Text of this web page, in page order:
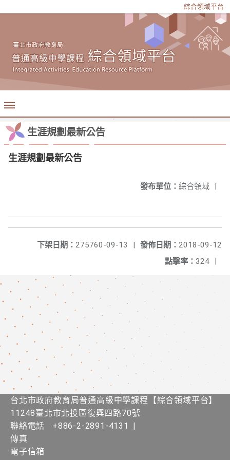
綜合領域平台
生涯規劃最新公告
生涯規劃最新公告
發布單位： 綜合領域 |
發佈日期： 2018-09-12
下架日期： 275760-09-13
|
點擊率： 324 |
台北市政府教育局普通高級中學課程​【​綜合領域平台】
11248臺北市北投區復興四路70號
聯絡電話
+886-2-2891-4131
|
傳真
電子信箱